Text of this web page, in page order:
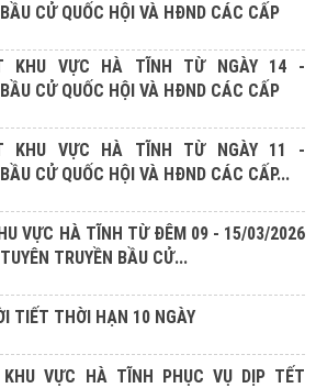
CỬ QUỐC HỘI VÀ HĐND CÁC CẤP
KHU VỰC HÀ TĨNH TỪ NGÀY 14 -
CỬ QUỐC HỘI VÀ HĐND CÁC CẤP
KHU VỰC HÀ TĨNH TỪ NGÀY 11 -
CỬ QUỐC HỘI VÀ HĐND CÁC CẤP...
VỰC HÀ TĨNH TỪ ĐÊM 09 - 15/03/2026
TRUYỀN BẦU CỬ...
TIẾT THỜI HẠN 10 NGÀY
VỰC HÀ TĨNH PHỤC VỤ DỊP TẾT